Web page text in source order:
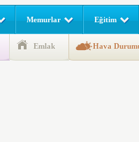
350 Öğrenci Alınacak
Formalarının Belirlenmesine Dair Usul ve
Memurlar Eğitim
Emlak Hava